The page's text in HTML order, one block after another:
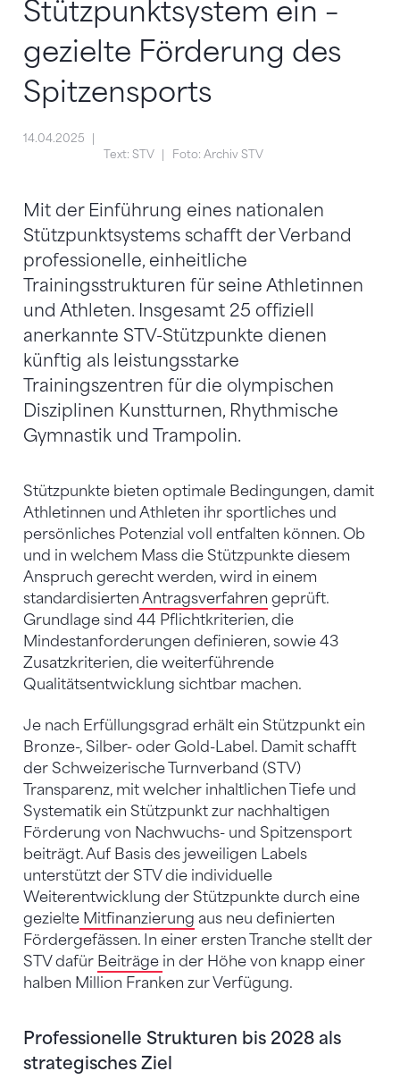
Stützpunktsystem ein –
gezielte Förderung des
Spitzensports
14.04.2025
Text: STV
Foto: Archiv STV
Mit der Einführung eines nationalen
Stützpunktsystems schafft der Verband
professionelle, einheitliche
Trainingsstrukturen für seine Athletinnen
und Athleten. Insgesamt 25 offiziell
anerkannte STV-Stützpunkte dienen
künftig als leistungsstarke
Trainingszentren für die olympischen
Disziplinen Kunstturnen, Rhythmische
Gymnastik und Trampolin.
Stützpunkte bieten optimale Bedingungen, damit
Athletinnen und Athleten ihr sportliches und
persönliches Potenzial voll entfalten können. Ob
und in welchem Mass die Stützpunkte diesem
Anspruch gerecht werden, wird in einem
standardisierten Antragsverfahren geprüft.
Grundlage sind 44 Pflichtkriterien, die
Mindestanforderungen definieren, sowie 43
Zusatzkriterien, die weiterführende
Qualitätsentwicklung sichtbar machen.
Je nach Erfüllungsgrad erhält ein Stützpunkt ein
Bronze-, Silber- oder Gold-Label. Damit schafft
der Schweizerische Turnverband (STV)
Transparenz, mit welcher inhaltlichen Tiefe und
Systematik ein Stützpunkt zur nachhaltigen
Förderung von Nachwuchs- und Spitzensport
beiträgt. Auf Basis des jeweiligen Labels
unterstützt der STV die individuelle
Weiterentwicklung der Stützpunkte durch eine
gezielte Mitfinanzierung aus neu definierten
Fördergefässen. In einer ersten Tranche stellt der
STV dafür Beiträge in der Höhe von knapp einer
halben Million Franken zur Verfügung.
Professionelle Strukturen bis 2028 als
strategisches Ziel